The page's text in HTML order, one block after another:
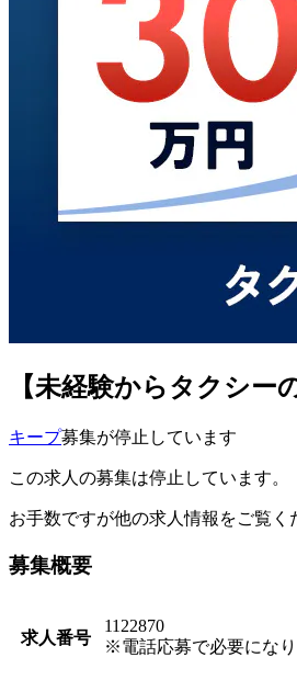
【未経験からタクシ
キープ募集が停止しています
この求人の募集は停止しています。
お手数ですが他の求人情報をご覧く
募集概要
求人番号
1122870
※電話応募で必要になり